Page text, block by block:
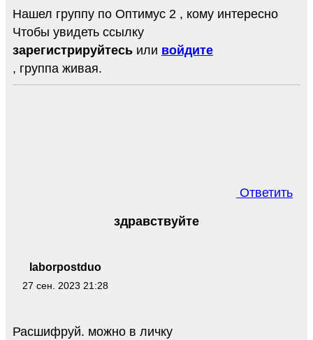
Нашел группу по Оптимус 2 , кому интересно
Чтобы увидеть ссылку
зарегистрируйтесь или войдите
, группа живая.
Ответить
laborpostduo
27 сен. 2023 21:28
здравствуйте
Расшифруй. можно в личку